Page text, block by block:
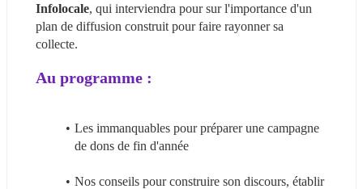
Infolocale, qui interviendra pour sur l'importance d'un
plan de diffusion construit pour faire rayonner sa
collecte.
Au programme :
Les immanquables pour préparer une campagne
de dons de fin d'année
Nos conseils pour construire son discours, établir